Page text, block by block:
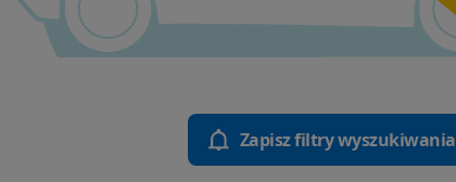
Zapisz filtry wyszukiwania